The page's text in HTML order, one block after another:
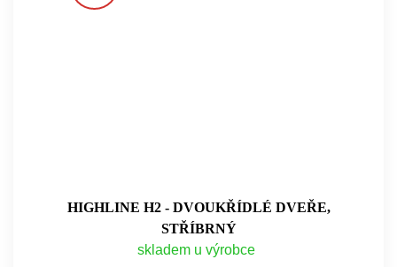
HIGHLINE H2 - DVOUKŘÍDLÉ DVEŘE,
STŘÍBRNÝ
skladem u výrobce